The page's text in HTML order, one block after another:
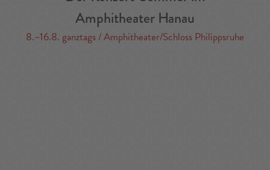
Amphitheater Hanau
8.–16.8. ganztags / Amphitheater/Schloss Philippsruhe